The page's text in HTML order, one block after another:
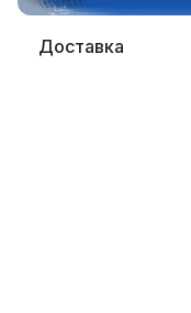
Доставка